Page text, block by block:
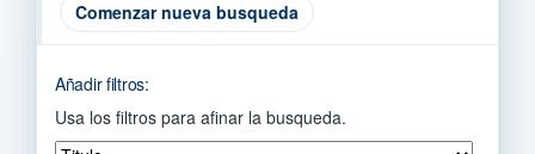
Comenzar nueva busqueda
Añadir filtros:
Usa los filtros para afinar la busqueda.